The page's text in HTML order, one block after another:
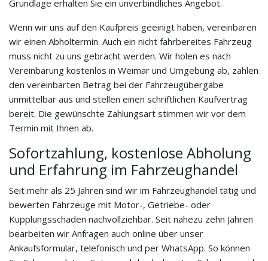
Grundlage erhalten Sie ein unverbindliches Angebot.
Wenn wir uns auf den Kaufpreis geeinigt haben, vereinbaren
wir einen Abholtermin. Auch ein nicht fahrbereites Fahrzeug
muss nicht zu uns gebracht werden. Wir holen es nach
Vereinbarung kostenlos in Weimar und Umgebung ab, zahlen
den vereinbarten Betrag bei der Fahrzeugübergabe
unmittelbar aus und stellen einen schriftlichen Kaufvertrag
bereit. Die gewünschte Zahlungsart stimmen wir vor dem
Termin mit Ihnen ab.
Sofortzahlung, kostenlose Abholung
und Erfahrung im Fahrzeughandel
Seit mehr als 25 Jahren sind wir im Fahrzeughandel tätig und
bewerten Fahrzeuge mit Motor-, Getriebe- oder
Kupplungsschaden nachvollziehbar. Seit nahezu zehn Jahren
bearbeiten wir Anfragen auch online über unser
Ankaufsformular, telefonisch und per WhatsApp. So können